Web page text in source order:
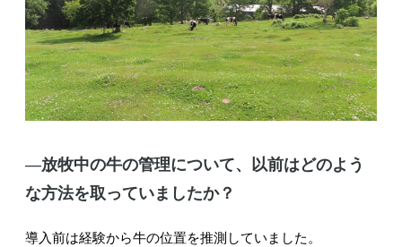
―放牧中の牛の管理について、以前はどのよう
な方法を取っていましたか？
導入前は経験から牛の位置を推測していました。